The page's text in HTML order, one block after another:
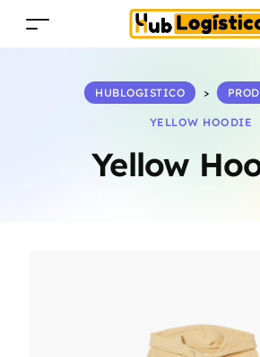
Yellow
HUBLOGISTICO >
YELLOW HOODIE